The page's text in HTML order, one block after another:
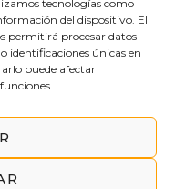
tecnologías como
del dispositivo. El
permitirá procesar datos
identificaciones únicas en
puede afectar